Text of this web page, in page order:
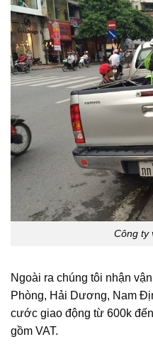
Công ty
Ngoài ra chúng tôi nhận
Phòng, Hải Dương, Nam
cước giao động từ 600k
gồm VAT.